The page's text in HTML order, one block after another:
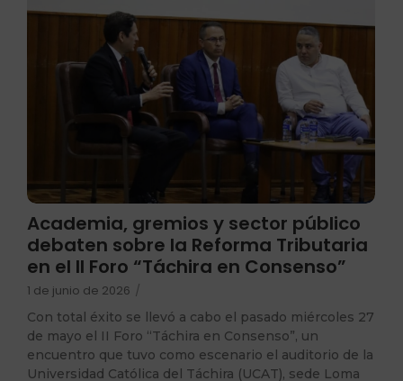
Academia, gremios y sector público
debaten sobre la Reforma Tributaria
en el II Foro “Táchira en Consenso”
1 de junio de 2026 /
Con total éxito se llevó a cabo el pasado miércoles 27
de mayo el II Foro “Táchira en Consenso”, un
encuentro que tuvo como escenario el auditorio de la
Universidad Católica del Táchira (UCAT), sede Loma